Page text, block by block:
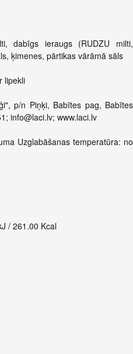
dabīgs ieraugs (RUDZU milti,
ķimenes, pārtikas vārāmā sāls
lipekli
p/n Piņķi, Babītes pag, Babītes
info@laci.lv; www.laci.lv
Uzglabāšanas temperatūra: no
/ 261.00 Kcal